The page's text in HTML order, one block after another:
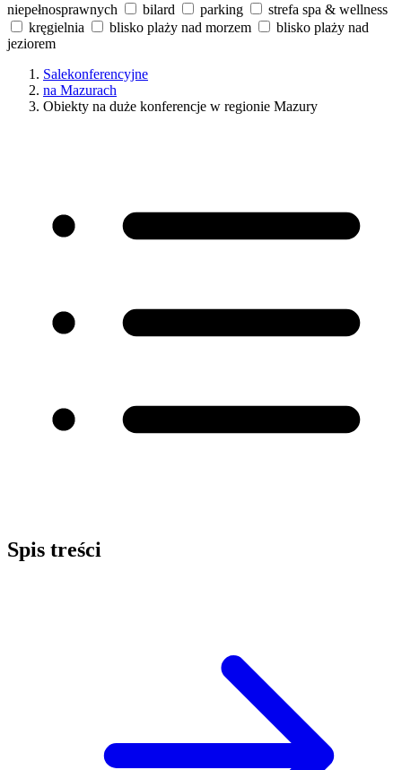
niepełnosprawnych
bilard parking
strefa spa & wellness
kręgielnia
blisko plaży nad morzem
blisko plaży nad
jeziorem
Salekonferencyjne
na Mazurach
Obiekty na duże konferencje w regionie Mazury
Spis treści